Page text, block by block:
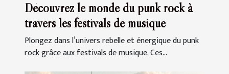
Découvrez le monde du punk rock à
travers les festivals de musique
Plongez dans l’univers rebelle et énergique du punk
rock grâce aux festivals de musique. Ces...